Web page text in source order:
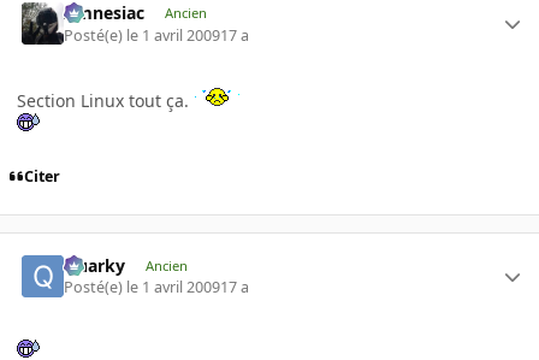
Amnesiac Ancien
Posté(e) le 1 avril 200917 a
Section Linux tout ça.
Citer
Quarky Ancien
Posté(e) le 1 avril 200917 a